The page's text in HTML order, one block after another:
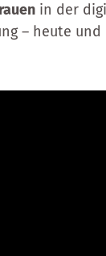
in der
– heute und